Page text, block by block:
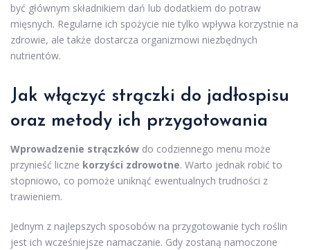
być głównym składnikiem dań lub dodatkiem do potraw
mięsnych. Regularne ich spożycie nie tylko wpływa korzystnie na
zdrowie, ale także dostarcza organizmowi niezbędnych
nutrientów.
Jak włączyć strączki do jadłospisu
oraz metody ich przygotowania
Wprowadzenie strączków do codziennego menu może
przynieść liczne korzyści zdrowotne. Warto jednak robić to
stopniowo, co pomoże uniknąć ewentualnych trudności z
trawieniem.
Jednym z najlepszych sposobów na przygotowanie tych roślin
jest ich wcześniejsze namaczanie. Gdy zostaną namoczone